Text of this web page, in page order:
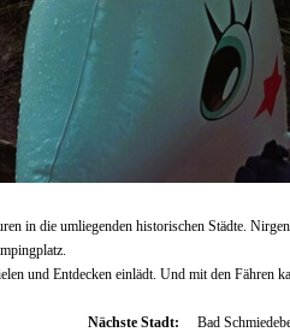
in die umliegenden historischen Städte.
und Entdecken einlädt. Und mit den Fähren
Nächste Stadt: Bad